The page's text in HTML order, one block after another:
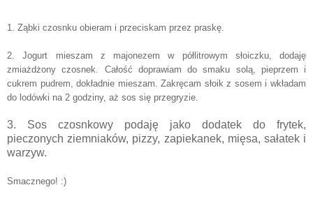
1. Ząbki czosnku obieram i przeciskam przez praskę.
2. Jogurt mieszam z majonezem w półlitrowym słoiczku, dodaję
zmiażdżony czosnek. Całość doprawiam do smaku solą, pieprzem i
cukrem pudrem, dokładnie mieszam. Zakręcam słoik z sosem i wkładam
do lodówki na 2 godziny, aż sos się przegryzie.
3. Sos czosnkowy podaję jako dodatek do frytek,
pieczonych ziemniaków, pizzy, zapiekanek, mięsa, sałatek i
warzyw.
Smacznego! :)